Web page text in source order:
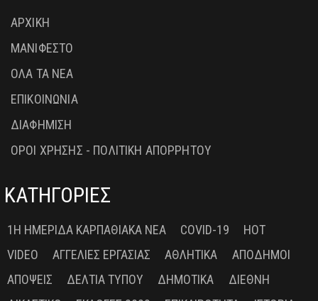
ΑΡΧΙΚΗ
ΜΑΝΙΦΕΣΤΟ
ΟΛΑ ΤΑ ΝΕΑ
ΕΠΙΚΟΙΝΩΝΙΑ
ΔΙΑΦΗΜΙΣΗ
ΟΡΟΙ ΧΡΗΣΗΣ - ΠΟΛΙΤΙΚΗ ΑΠΟΡΡΗΤΟΥ
ΚΑΤΗΓΟΡΙΕΣ
1Η ΗΜΕΡΊΔΑ ΚΑΡΠΑΘΙΑΚΆ ΝΈΑ COVID-19
HOT
VIDEO
ΑΓΓΕΛΊΕΣ ΕΡΓΑΣΊΑΣ ΑΘΛΗΤΙΚΆ
ΑΠΌΔΗΜΟΙ
ΑΠΌΨΕΙΣ
ΔΕΛΤΊΑ ΤΎΠΟΥ ΔΗΜΟΤΙΚΆ
ΔΙΕΘΝΉ